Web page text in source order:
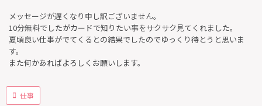
メッセージが遅くなり申し訳ございません。
10分無料でしたがカードで知りたい事をサクサク見てくれました。
夏頃良い仕事がでてくるとの結果でしたのでゆっくり待とうと思いま
す。
また何かあればよろしくお願いします。
仕事